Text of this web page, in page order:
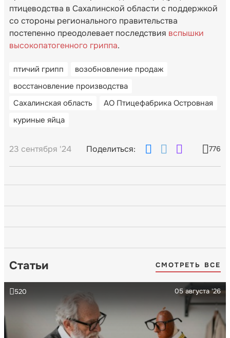
птицеводства в Сахалинской области с поддержкой
со стороны регионального правительства
постепенно преодолевает последствия вспышки
высокопатогенного гриппа.
птичий грипп
возобновление продаж
восстановление производства
Сахалинская область
АО Птицефабрика Островная
куриные яйца
23 сентября '24 Поделиться: 776
Статьи СМОТРЕТЬ ВСЕ
05 августа '26
520